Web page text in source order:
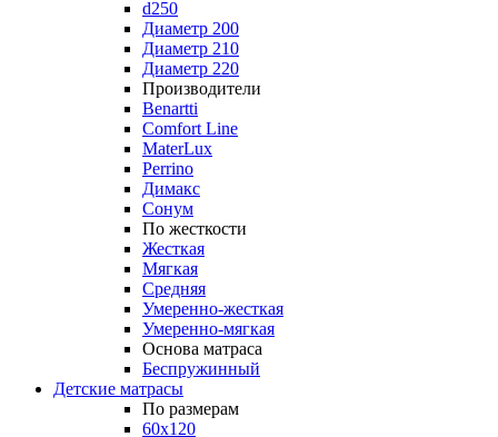
d250
Диаметр 200
Диаметр 210
Диаметр 220
Производители
Benartti
Comfort Line
MaterLux
Perrino
Димакс
Сонум
По жесткости
Жесткая
Мягкая
Средняя
Умеренно-жесткая
Умеренно-мягкая
Основа матраса
Беспружинный
Детские матрасы
По размерам
60x120